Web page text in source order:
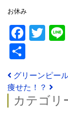
お休
有
投稿ナ
グリーンピー
痩せた！？
カテゴリ